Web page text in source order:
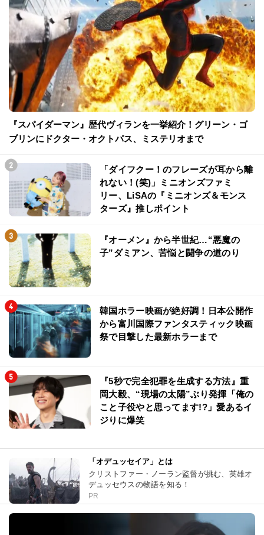
『スパイダーマン』歴代ヴィランを一挙紹介！グリーン・ゴ
ブリンにドクター・オクトパス、ミステリオまで
「ダイフクー！のフレーズが耳から離
れない！(笑)」ミニオンズファミ
リー、LiSAの『ミニオンズ＆モンス
ターズ』推しポイント
『オーメン』から半世紀…“悪魔の
子”ダミアン、苦悩と闘争の道のり
韓国ホラー映画が絶好調！日本公開作
から富川国際ファンタスティック映画
祭で目撃した最新ホラーまで
『5秒で完全犯罪を生成する方法』重
岡大毅、“現場の太陽”ぶり発揮「俺の
こと子役やと思ってます!?」愛あるイ
ジりに爆笑
「オデュッセイア」とは
クリストファー・ノーラン監督が挑む、英雄オ
デュッセウスの物語を知る！
PR